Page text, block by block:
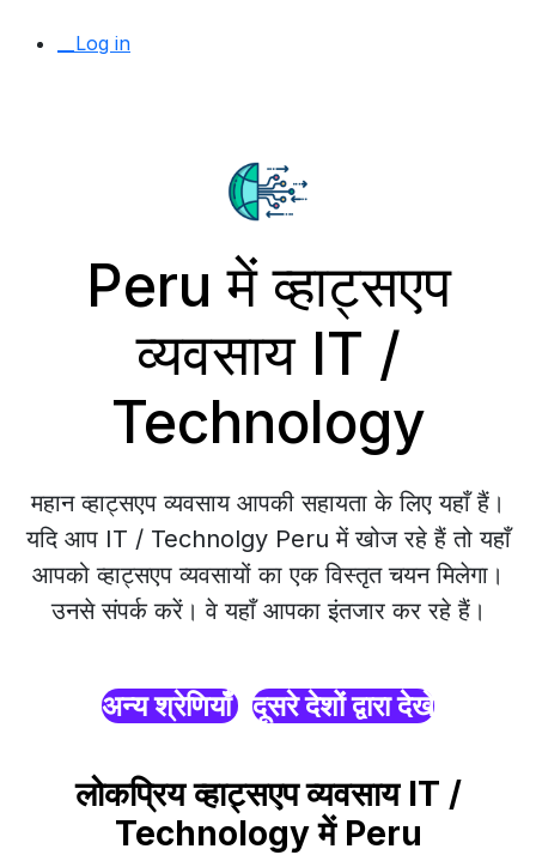
__Log in
Peru में व्हाट्सएप
व्यवसाय IT /
Technology
महान व्हाट्सएप व्यवसाय आपकी सहायता के लिए यहाँ हैं।
यदि आप IT / Technolgy Peru में खोज रहे हैं तो यहाँ
आपको व्हाट्सएप व्यवसायों का एक विस्तृत चयन मिलेगा।
उनसे संपर्क करें। वे यहाँ आपका इंतजार कर रहे हैं।
अन्य श्रेणियाँ दूसरे देशों द्वारा देखें
लोकप्रिय व्हाट्सएप व्यवसाय IT /
Technology में Peru